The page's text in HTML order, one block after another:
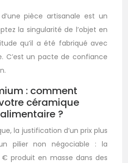
pièce artisanale est un
la singularité de l’objet en
qu’il a été fabriqué avec
C’est un pacte de confiance
: comment
céramique
?
la justification d’un prix plus
pilier non négociable : la
produit en masse dans des